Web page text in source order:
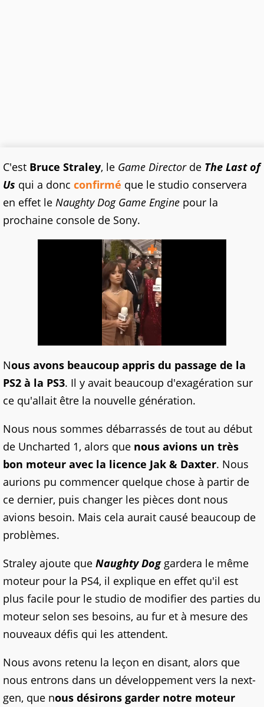
C'est Bruce Straley, le Game Directorde The Last of
Us qui a donc confirmé que le studio conservera
en effet le Naughty Dog Game Engine pour la
prochaine console de Sony.
Nous avons beaucoup appris du passage de la
PS2 à la PS3. Il y avait beaucoup d'exagération sur
ce qu'allait être la nouvelle génération.
Nous nous sommes débarrassés de tout au début
de Uncharted 1, alors que nous avions un très
bon moteur avec la licence Jak & Daxter. Nous
aurions pu commencer quelque chose à partir de
ce dernier, puis changer les pièces dont nous
avions besoin. Mais cela aurait causé beaucoup de
problèmes.
Straley ajoute que Naughty Doggardera le même
moteur pour la PS4, il explique en effet qu'il est
plus facile pour le studio de modifier des parties du
moteur selon ses besoins, au fur et à mesure des
nouveaux défis qui les attendent.
Nous avons retenu la leçon en disant, alors que
nous entrons dans un développement vers la next-
gen, que nous désirons garder notre moteur